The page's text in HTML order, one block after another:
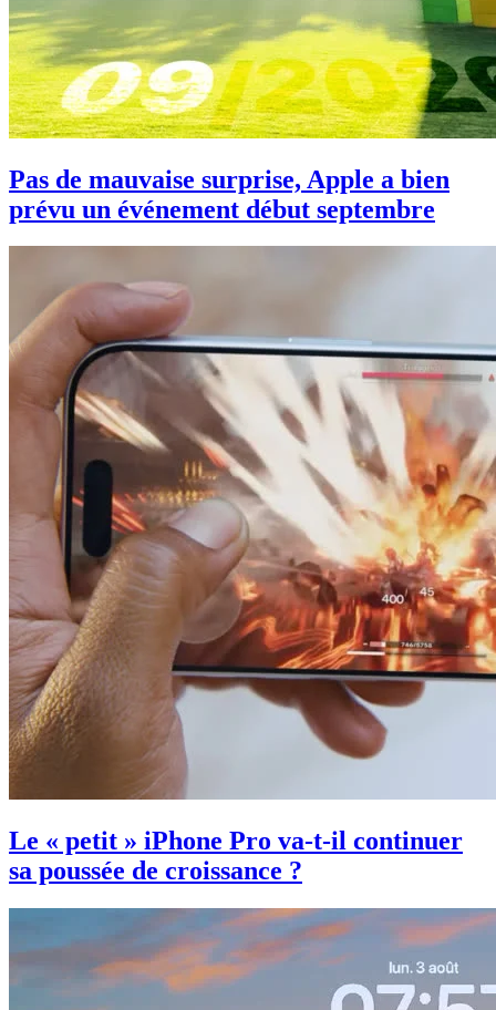
Pas de mauvaise surprise, Apple a bien
prévu un événement début septembre
Le « petit » iPhone Pro va-t-il continuer
sa poussée de croissance ?